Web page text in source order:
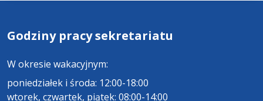
Godziny pracy sekretariatu
W okresie wakacyjnym:
poniedziałek i środa: 12:00-18:00
wtorek, czwartek, piątek: 08:00-14:00